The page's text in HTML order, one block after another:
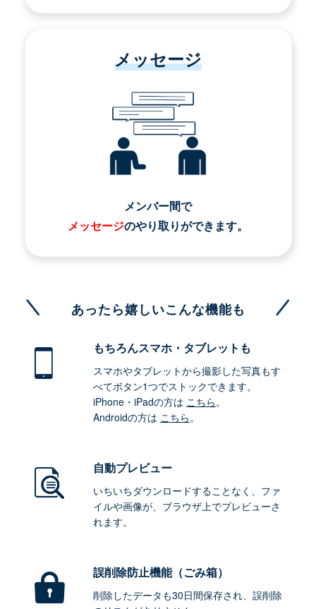
メッセージ
メンバー間で
メッセージのやり取りができます。
あったら嬉しいこんな機能も
もちろんスマホ・タブレットも
スマホやタブレットから撮影した写真もす
べてボタン1つでストックできます。
iPhone・iPadの方は こちら。
Androidの方は こちら。
自動プレビュー
いちいちダウンロードすることなく、ファ
イルや画像が、ブラウザ上でプレビューさ
れます。
誤削除防止機能（ごみ箱）
削除したデータも30日間保存され、誤削除